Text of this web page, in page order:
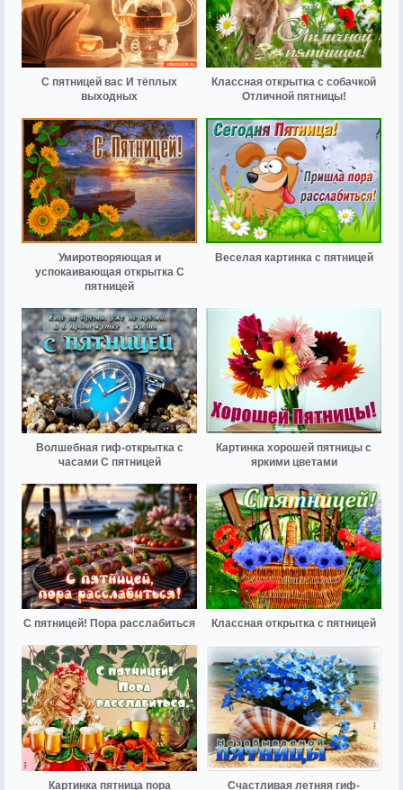
С пятницей вас И тёплых
выходных
Классная открытка с собачкой
Отличной пятницы!
Умиротворяющая и
успокаивающая открытка С
пятницей
Веселая картинка с пятницей
Волшебная гиф-открытка с
часами С пятницей
Картинка хорошей пятницы с
яркими цветами
С пятницей! Пора расслабиться Классная открытка с пятницей
Картинка пятница пора Счастливая летняя гиф-